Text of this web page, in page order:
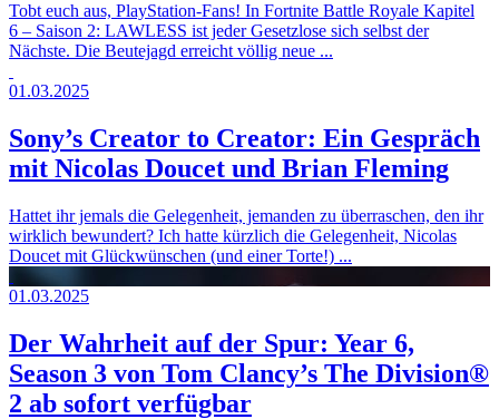
Tobt euch aus, PlayStation-Fans! In Fortnite Battle Royale Kapitel
6 – Saison 2: LAWLESS ist jeder Gesetzlose sich selbst der
Nächste. Die Beutejagd erreicht völlig neue ...
01.03.2025
Sony’s Creator to Creator: Ein Gespräch
mit Nicolas Doucet und Brian Fleming
Hattet ihr jemals die Gelegenheit, jemanden zu überraschen, den ihr
wirklich bewundert? Ich hatte kürzlich die Gelegenheit, Nicolas
Doucet mit Glückwünschen (und einer Torte!) ...
01.03.2025
Der Wahrheit auf der Spur: Year 6,
Season 3 von Tom Clancy’s The Division®
2 ab sofort verfügbar